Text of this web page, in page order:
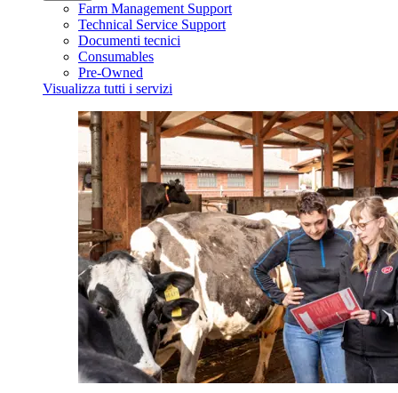
Farm Management Support
Technical Service Support
Documenti tecnici
Consumables
Pre-Owned
Visualizza tutti i servizi